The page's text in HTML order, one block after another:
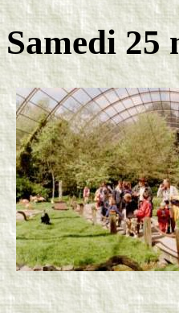
Samedi 25